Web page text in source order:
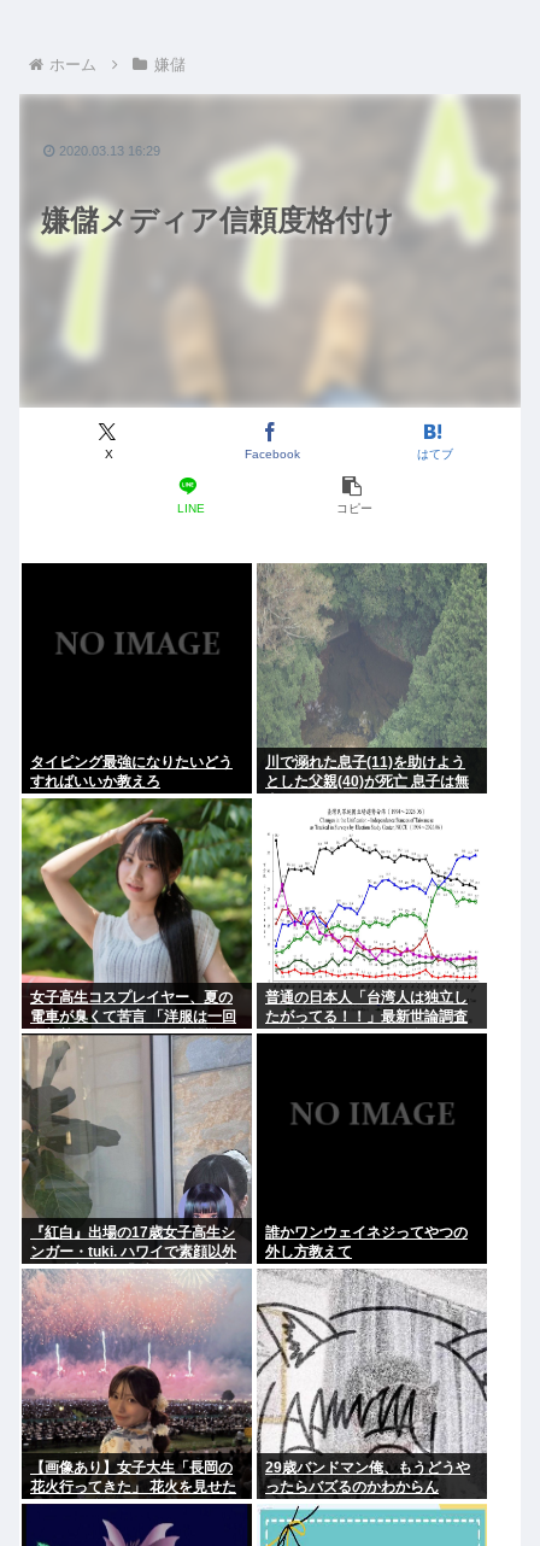
ホーム 嫌儲
嫌儲メディア信頼度格付け
X Facebook はてブ
LINE コピー
2020.03.13 16:29
タイピング最強になりたいどう
すればいいか教えろ
川で溺れた息子(11)を助けよう
とした父親(40)が死亡 息子は無
女子高生コスプレイヤー、夏の
電車が臭くて苦言 「洋服は一回
全部熱湯につけよう！洗濯機は
キッチンハイター薄めた水で一
回まわそう！」
普通の日本人「台湾人は独立し
たがってる！！」最新世論調査
で現状維持が圧倒的に多いこと
『紅白』出場の17歳女子高生シ
ンガー・tuki. ハワイで素顔以外
ほぼ全部出し 「隠しきれない美
貌」とSNSざわつく
誰かワンウェイネジってやつの
外し方教えて
【画像あり】女子大生「長岡の
花火行ってきた」 花火を見せた
いのか自分を見せたいのかどっ
29歳バンドマン俺、もうどうや
ったらバズるのかわからん